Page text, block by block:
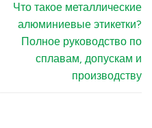
Что такое металлические
алюминиевые этикетки?
Полное руководство по
сплавам, допускам и
производству